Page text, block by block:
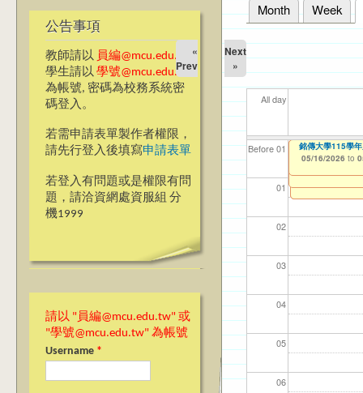
公告事項
教師請以 員編@mcu.edu.tw
學生請以 學號@mcu.edu.tw
為帳號, 密碼為校務系統密
碼登入。
若需申請表單製作者權限，
請先行登入後填寫申請表單
若登入有問題或是權限有問
題，請洽資網處資服組 分
機1999
請以 "員編@mcu.edu.tw" 或
"學號@mcu.edu.tw" 為帳號
Username *
Primary tabs
Month Week
«
Prev
Next
»
All day
Before 01
01
02
03
04
05
06
【資網處】
整合系統～表單
【財務處】工讀
11/12/2021 to
【財務處】漏打
錄
114學年度前程
表(服務學習教師
114
02/
114
03/
【學
07/
教務
11/
商品
11/
114
02/
【財
08/
【前程規劃處】
05/05/2026 to
【教學暨學習資
Teams線上同
銘傳大學115學
05/16/2026 to